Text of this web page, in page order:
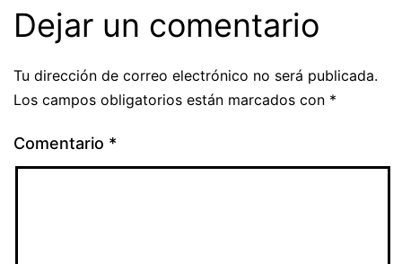
Dejar un comentario
Tu dirección de correo electrónico no será publicada.
Los campos obligatorios están marcados con *
Comentario *